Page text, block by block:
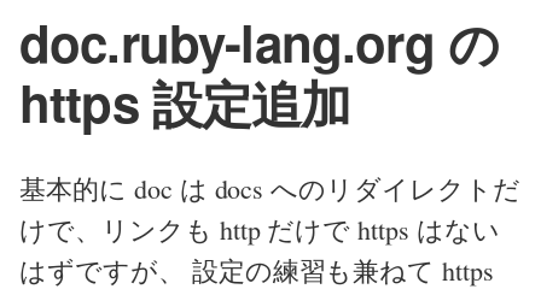
doc.ruby-lang.org の
https 設定追加
基本的に doc は docs へのリダイレクトだ
けで、リンクも http だけで https はない
はずですが、 設定の練習も兼ねて https